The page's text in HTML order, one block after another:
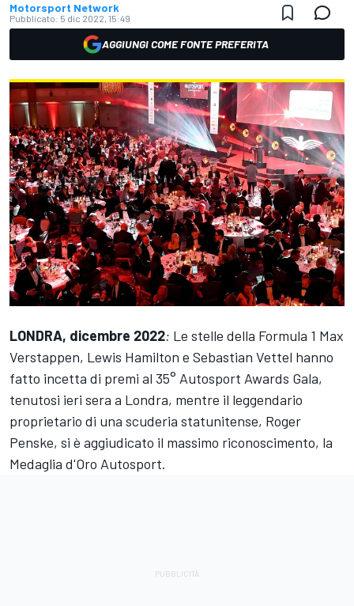
Motorsport Network
Pubblicato: 5 dic 2022, 15:49
AGGIUNGI COME FONTE PREFERITA
LONDRA, dicembre 2022: Le stelle della Formula 1 Max
Verstappen, Lewis Hamilton e Sebastian Vettel hanno
fatto incetta di premi al 35° Autosport Awards Gala,
tenutosi ieri sera a Londra, mentre il leggendario
proprietario di una scuderia statunitense, Roger
Penske, si è aggiudicato il massimo riconoscimento, la
Medaglia d'Oro Autosport.